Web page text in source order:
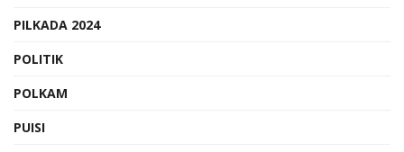
PILKADA 2024
POLITIK
POLKAM
PUISI